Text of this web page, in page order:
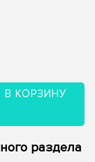
КОРЗИНУ
раздела